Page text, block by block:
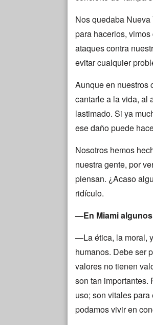
Nos quedaba
para hacerlos,
ataques contra
evitar cualquier
Aunque en nuestros
cantarle a la vida, al
lastimado. Si ya
ese daño puede
Nosotros hemos
nuestra gente, por
piensan. ¿Acaso
ridículo.
—En Miami
—La ética, la moral,
humanos. Debe ser
valores no tienen
son tan importantes.
uso; son vitales
podamos vivir en